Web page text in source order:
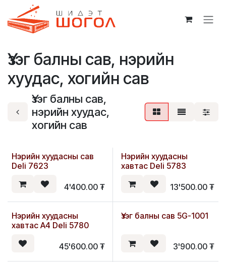
Skip to Content
Үзэг балны сав, нэрийн
хуудас, хогийн сав
Үзэг балны сав,
нэрийн хуудас,
хогийн сав
Нэрийн хуудасны сав
Deli 7623
4'400.00₮
Нэрийн хуудасны
хавтас Deli 5783
13'500.00₮
Нэрийн хуудасны
хавтас А4 Deli 5780
45'600.00₮
Үзэг балны сав 5G-1001
3'900.00₮